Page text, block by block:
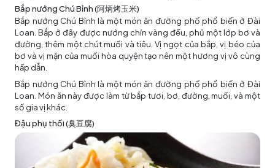
Bắp nướng Chú Bỉnh (阿炳烤玉米)
Bắp nướng Chú Bỉnh là một món ăn đường phố phổ biến ở Đài
Loan. Bắp ở đây được nướng chín vàng đều, phủ một lớp bơ và
đường, thêm một chút muối và tiêu. Vị ngọt của bắp, vị béo của
bơ và vị mặn của muối hòa quyện tạo nên một hương vị vô cùng
hấp dẫn.
Bắp nướng Chú Bỉnh là một món ăn đường phố phổ biến ở Đài
Loan. Món ăn này được làm từ bắp tươi, bơ, đường, muối, và một
số gia vị khác.
Đậu phụ thối (臭豆腐)